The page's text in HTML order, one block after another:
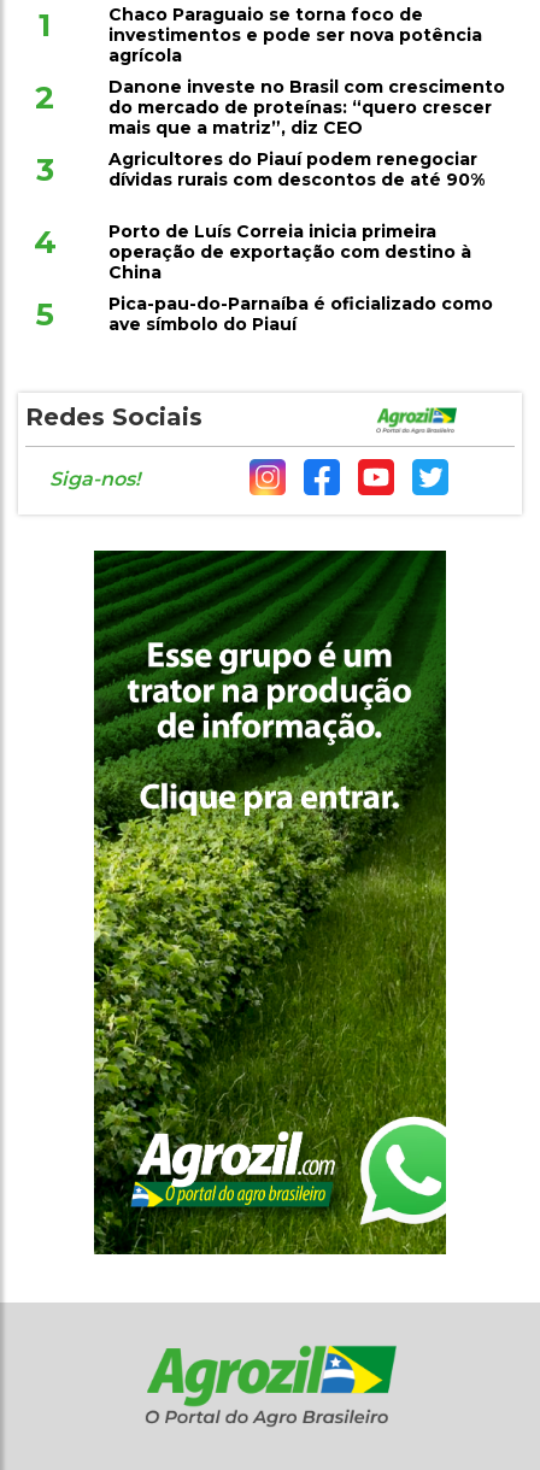
1
Chaco Paraguaio se torna foco de
investimentos e pode ser nova potência
agrícola
2
Danone investe no Brasil com crescimento
do mercado de proteínas: “quero crescer
mais que a matriz”, diz CEO
3
Agricultores do Piauí podem renegociar
dívidas rurais com descontos de até 90%
4
Porto de Luís Correia inicia primeira
operação de exportação com destino à
China
5
Pica-pau-do-Parnaíba é oficializado como
ave símbolo do Piauí
Redes Sociais
Siga-nos!